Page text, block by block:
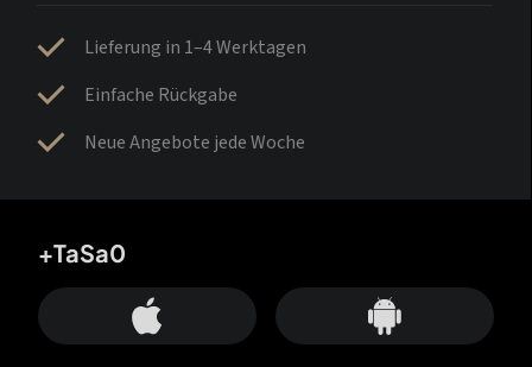
Lieferung in 1–4 Werktagen
Einfache Rückgabe
Neue Angebote jede Woche
+TaSa0